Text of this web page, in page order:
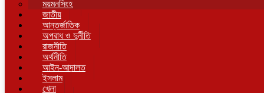
ময়মনসিংহ
জাতীয়
আন্তর্জাতিক
অপরাধ ও দুর্নীতি
রাজনীতি
অর্থনীতি
আইন-আদালত
ইসলাম
খেলা